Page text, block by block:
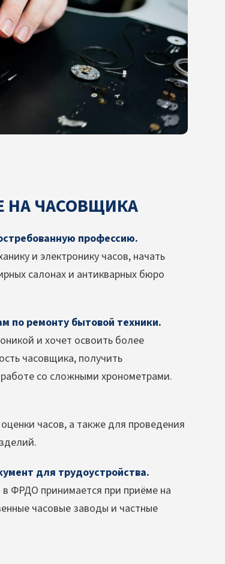
НА ЧАСОВЩИКА
профессию.
и электронику часов, начать
салонах и антикварных бюро
по ремонту бытовой техники.
и хочет освоить более
часовщика, получить
со сложными хронометрами.
часов, а также для проведения
для трудоустройства.
ФРДО принимается при приёме на
часовые заводы и частные